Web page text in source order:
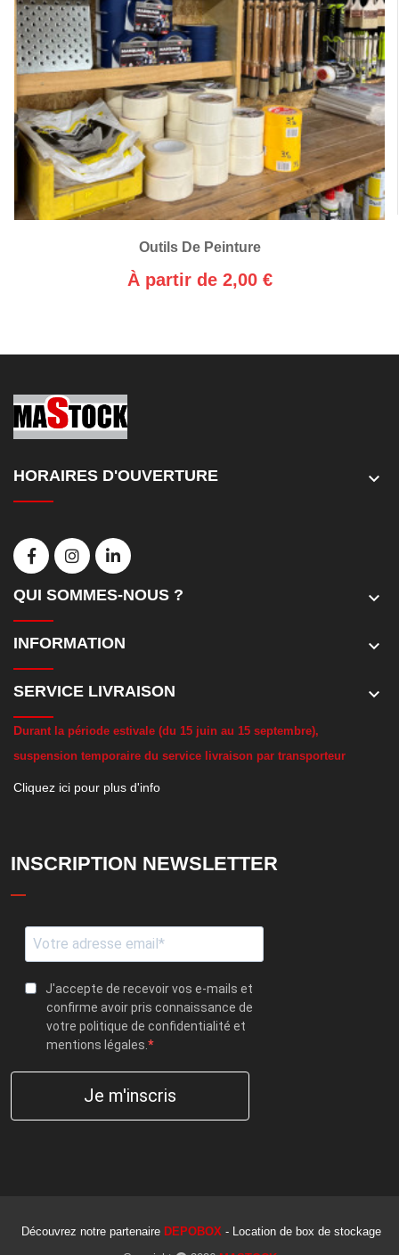
Outils De Peinture
À partir de 2,00 €
HORAIRES D'OUVERTURE keyboard_arrow_down
QUI SOMMES-NOUS ? keyboard_arrow_down
INFORMATION keyboard_arrow_down
SERVICE LIVRAISON keyboard_arrow_down
Durant la période estivale (du 15 juin au 15 septembre),
suspension temporaire du service livraison par transporteur
Cliquez ici pour plus d'info
INSCRIPTION NEWSLETTER
J'accepte de recevoir vos e-mails et
confirme avoir pris connaissance de
votre politique de confidentialité et
mentions légales.
Je m'inscris
Découvrez notre partenaire DEPOBOX - Location de box de stockage